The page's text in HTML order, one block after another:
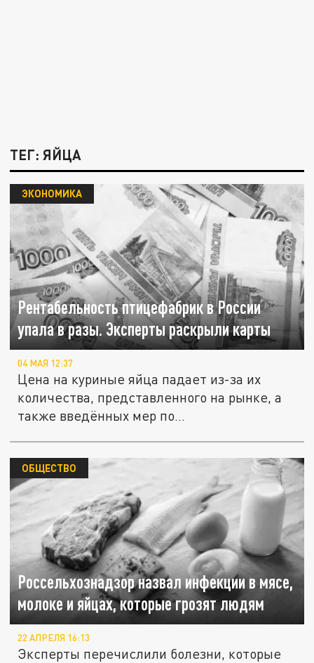
ТЕГ: ЯЙЦА
Рентабельность птицефабрик в России
упала в разы. Эксперты раскрыли карты
ЭКОНОМИКА
04 МАЯ 12:37
Цена на куриные яйца падает из-за их
количества, представленного на рынке, а
также введённых мер по...
Россельхознадзор назвал инфекции в мясе,
молоке и яйцах, которые грозят людям
ОБЩЕСТВО
22 АПРЕЛЯ 16:13
Эксперты перечислили болезни, которые